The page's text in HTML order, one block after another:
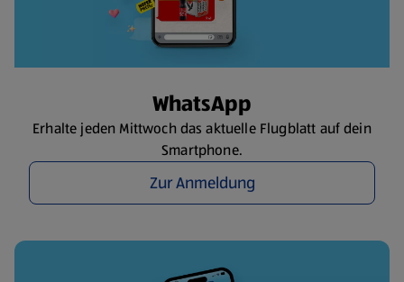
WhatsApp
Erhalte jeden Mittwoch das aktuelle Flugblatt auf dein
Smartphone.
Zur Anmeldung